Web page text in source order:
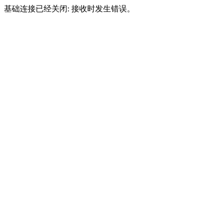
基础连接已经关闭: 接收时发生错误。